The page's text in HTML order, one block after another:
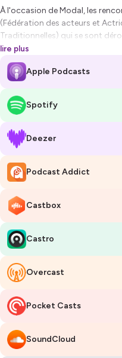
À l'occasion de Modal, les
(Fédération des acteurs et
Traditionnelles) qui se sont
Ferarock
était présente pour un plateau
invité·e·s.
Pagans
Xavier Le Boursicaud de la
Entretiens avec :
Jean-Yves Pineau (co-
nationale Les Localos),
Jérémy Couraut (musicien,
Achiary (chanteuse,
Immatèria), Anaïs Vaillant
la série radiophonique « À
(Chargé de la direction
Sergent (danseur et
musicien, ex-Dastum et
(cofondateur du Laboratoire
Steven Vandersaspoilden
représentant de Flanders /
(directeur du Nouveau
premier salarié de la FAMT puis
années), Philiippe Krümm
lire plus
Apple Podcasts
Spotify
Deezer
Podcast Addict
Castbox
Castro
Overcast
Pocket Casts
SoundCloud